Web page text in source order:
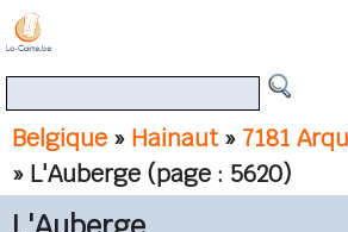
Belgique » Hainaut» 7181
» L'Auberge (page : 5620)